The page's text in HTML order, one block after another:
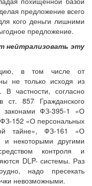
предложение всего
кого деньги лишними
предложение.
нейтрализовать эту
в том числе от
не только исходя из
частности, согласно
ст. 857 Гражданского
законами ФЗ-395-1 «О
ФЗ-152 «О персональных
тайне», ФЗ-161 «О
и некоторыми другими
контроля и
DLP- системы. Раз
надо пресекать
невозможными.